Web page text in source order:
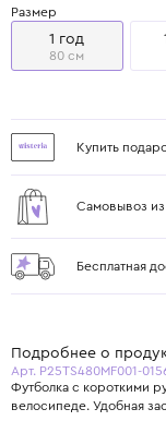
Размер
1 год
80 см
Купить
Самовывоз из
Бесплатная
Подробнее о
Арт. P25TS480MF001-
Футболка с короткими
велосипеде. Удобная